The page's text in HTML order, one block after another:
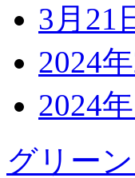
3月21
2024
2024
グリー